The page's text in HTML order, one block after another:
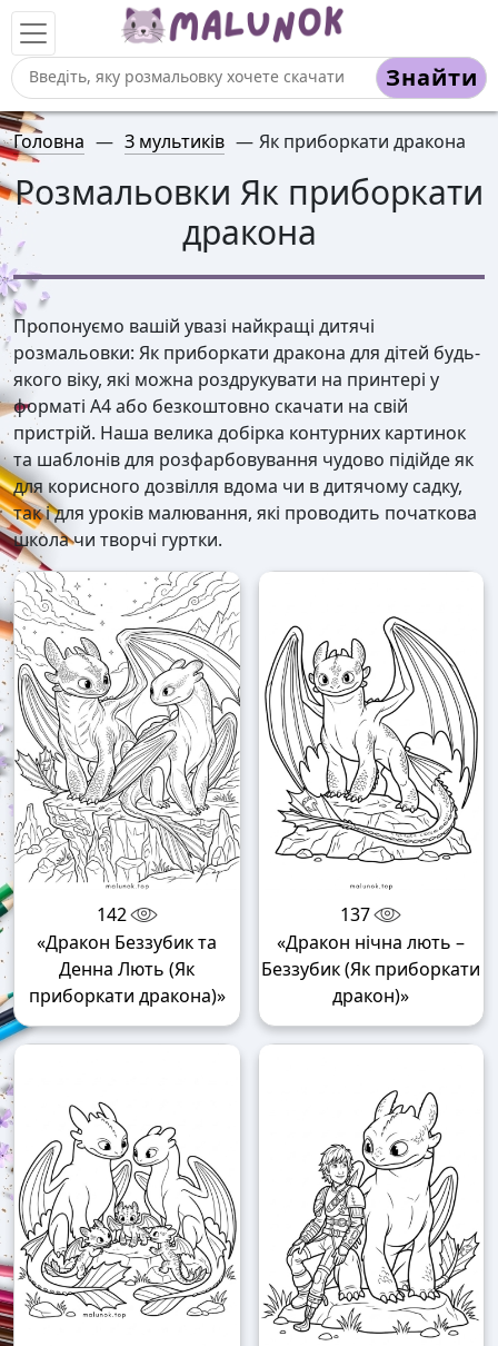
Знайти
Головна — З мультиків — Як приборкати дракона
Розмальовки Як приборкати
дракона
Пропонуємо вашій увазі найкращі дитячі
розмальовки: Як приборкати дракона для дітей будь-
якого віку, які можна роздрукувати на принтері у
форматі А4 або безкоштовно скачати на свій
пристрій. Наша велика добірка контурних картинок
та шаблонів для розфарбовування чудово підійде як
для корисного дозвілля вдома чи в дитячому садку,
так і для уроків малювання, які проводить початкова
школа чи творчі гуртки.
142
«Дракон Беззубик та
Денна Лють (Як
приборкати дракона)»
137
«Дракон нічна лють –
Беззубик (Як приборкати
дракон)»